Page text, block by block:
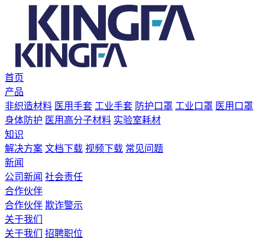
首页
产品
非织造材料 医用手套 工业手套 防护口罩 工业口罩 医用口罩
身体防护 医用高分子材料 实验室耗材
知识
解决方案 文档下载 视频下载 常见问题
新闻
公司新闻 社会责任
合作伙伴
合作伙伴 欺诈警示
关于我们
关于我们
招聘职位